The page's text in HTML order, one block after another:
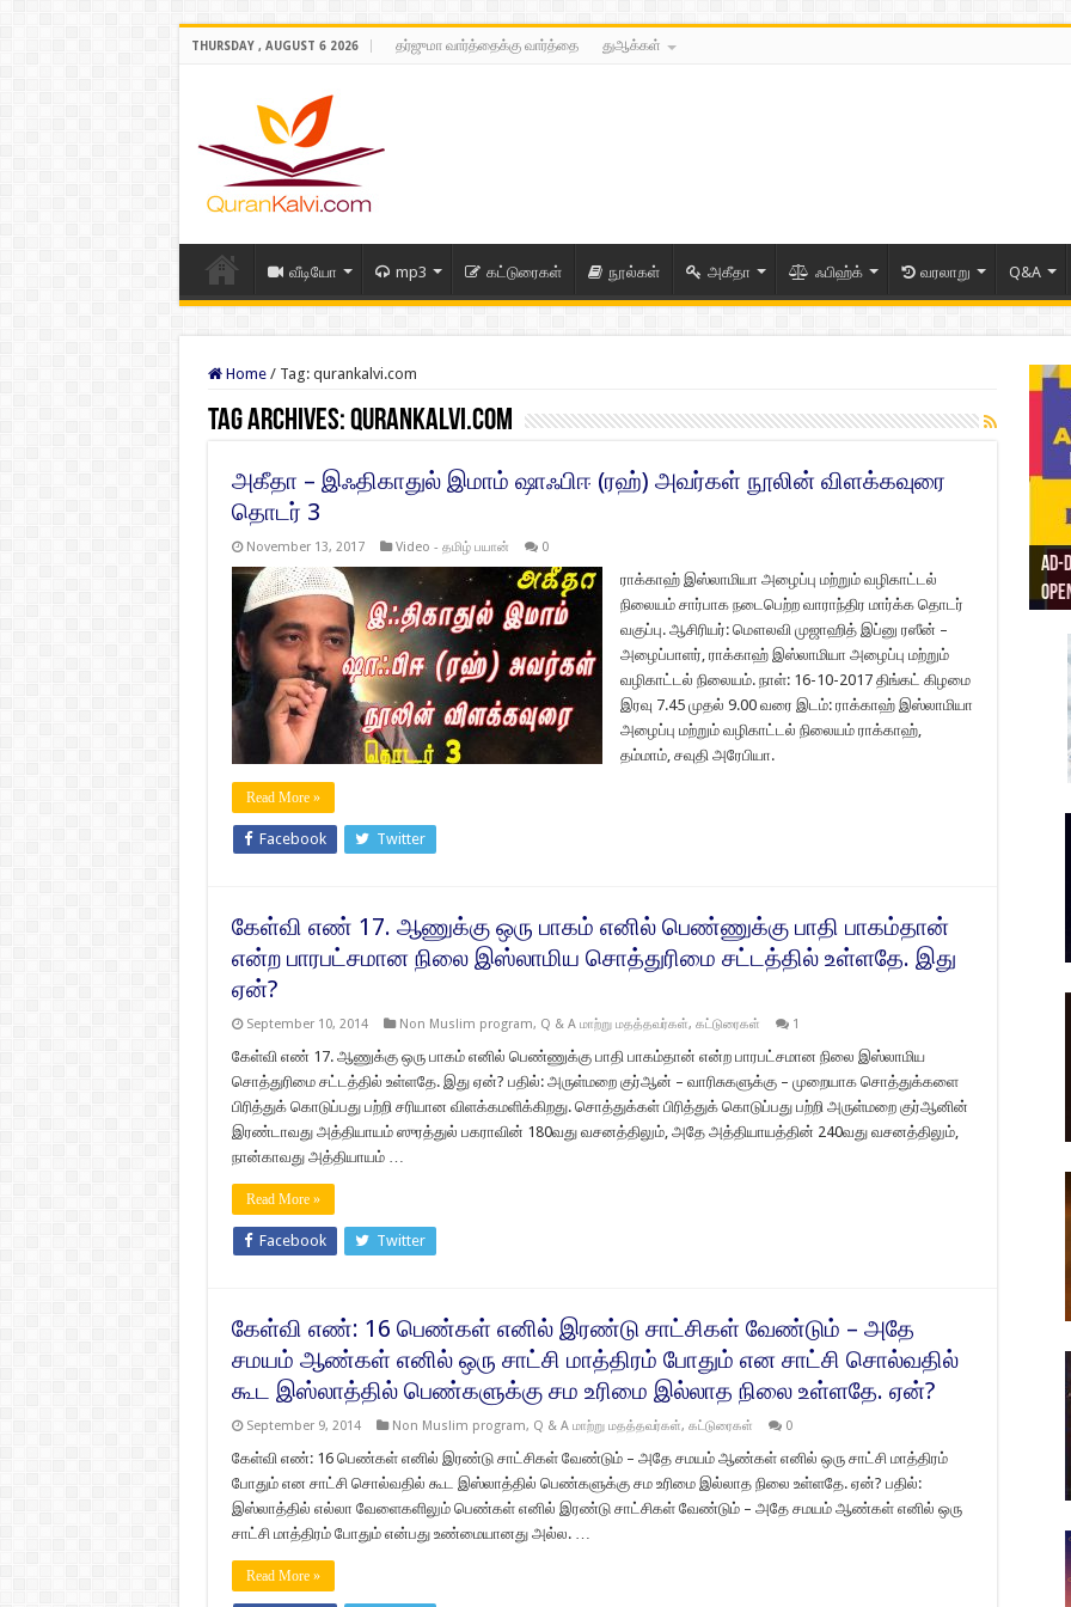
THURSDAY , AUGUST 6 2026 தர்ஜுமா வார்த்தைக்கு வார்த்தை துஆக்கள்
வீடியோ mp3 கட்டுரைகள் நூல்கள் அகீதா ஃபிஹ்க் வரலாறு Q&A
Home / Tag: qurankalvi.com
Tag Archives:qurankalvi.com
அகீதா – இஃதிகாதுல் இமாம் ஷாஃபிஈ (ரஹ்) அவர்கள் நூலின் விளக்கவுரை
தொடர் 3
November 13, 2017 Video - தமிழ் பயான் 0
ராக்காஹ் இஸ்லாமியா அழைப்பு மற்றும் வழிகாட்டல்
நிலையம் சார்பாக நடைபெற்ற வாராந்திர மார்க்க தொடர்
வகுப்பு. ஆசிரியர்: மௌலவி முஜாஹித் இப்னு ரஸீன் –
அழைப்பாளர், ராக்காஹ் இஸ்லாமியா அழைப்பு மற்றும்
வழிகாட்டல் நிலையம். நாள்: 16-10-2017 திங்கட் கிழமை
இரவு 7.45 முதல் 9.00 வரை இடம்: ராக்காஹ் இஸ்லாமியா
அழைப்பு மற்றும் வழிகாட்டல் நிலையம் ராக்காஹ்,
தம்மாம், சவுதி அரேபியா.
Read More »
Facebook Twitter
கேள்வி எண் 17. ஆணுக்கு ஒரு பாகம் எனில் பெண்ணுக்கு பாதி பாகம்தான்
என்ற பாரபட்சமான நிலை இஸ்லாமிய சொத்துரிமை சட்டத்தில் உள்ளதே. இது
ஏன்?
September 10, 2014 Non Muslim program, Q & A மாற்று மதத்தவர்கள், கட்டுரைகள் 1
கேள்வி எண் 17. ஆணுக்கு ஒரு பாகம் எனில் பெண்ணுக்கு பாதி பாகம்தான் என்ற பாரபட்சமான நிலை இஸ்லாமிய
சொத்துரிமை சட்டத்தில் உள்ளதே. இது ஏன்? பதில்: அருள்மறை குர்ஆன் – வாரிசுகளுக்கு – முறையாக சொத்துக்களை
பிரித்துக் கொடுப்பது பற்றி சரியான விளக்கமளிக்கிறது. சொத்துக்கள் பிரித்துக் கொடுப்பது பற்றி அருள்மறை குர்ஆனின்
இரண்டாவது அத்தியாயம் ஸுரத்துல் பகராவின் 180வது வசனத்திலும், அதே அத்தியாயத்தின் 240வது வசனத்திலும்,
நான்காவது அத்தியாயம் …
Read More »
Facebook Twitter
கேள்வி எண்: 16 பெண்கள் எனில் இரண்டு சாட்சிகள் வேண்டும் – அதே
சமயம் ஆண்கள் எனில் ஒரு சாட்சி மாத்திரம் போதும் என சாட்சி சொல்வதில்
கூட இஸ்லாத்தில் பெண்களுக்கு சம உரிமை இல்லாத நிலை உள்ளதே. ஏன்?
September 9, 2014 Non Muslim program, Q & A மாற்று மதத்தவர்கள், கட்டுரைகள் 0
கேள்வி எண்: 16 பெண்கள் எனில் இரண்டு சாட்சிகள் வேண்டும் – அதே சமயம் ஆண்கள் எனில் ஒரு சாட்சி மாத்திரம்
போதும் என சாட்சி சொல்வதில் கூட இஸ்லாத்தில் பெண்களுக்கு சம உரிமை இல்லாத நிலை உள்ளதே. ஏன்? பதில்:
இஸ்லாத்தில் எல்லா வேளைகளிலும் பெண்கள் எனில் இரண்டு சாட்சிகள் வேண்டும் – அதே சமயம் ஆண்கள் எனில் ஒரு
சாட்சி மாத்திரம் போதும் என்பது உண்மையானது அல்ல. …
Read More »
Ad-
Ad-
AD